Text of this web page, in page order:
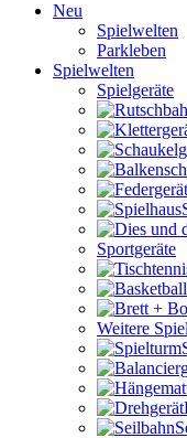
Neu
Spielwelten
Parkleben
Spielwelten
Spielgeräte
Sportgeräte
Weitere